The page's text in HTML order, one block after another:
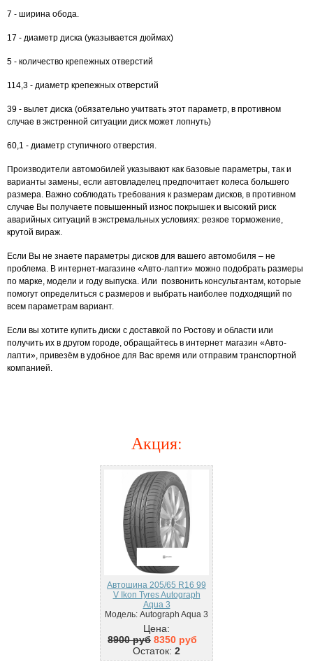
7 - ширина обода.
17 - диаметр диска (указывается дюймах)
5 - количество крепежных отверстий
114,3 - диаметр крепежных отверстий
39 - вылет диска (обязательно учитвать этот параметр, в противном
случае в экстренной ситуации диск может лопнуть)
60,1 - диаметр ступичного отверстия.
Производители автомобилей указывают как базовые параметры, так и
варианты замены, если автовладелец предпочитает колеса большего
размера. Важно соблюдать требования к размерам дисков, в противном
случае Вы получаете повышенный износ покрышек и высокий риск
аварийных ситуаций в экстремальных условиях: резкое торможение,
крутой вираж.
Если Вы не знаете параметры дисков для вашего автомобиля – не
проблема. В интернет-магазине «Авто-лапти» можно подобрать размеры
по марке, модели и году выпуска. Или позвонить консультантам, которые
помогут определиться с размеров и выбрать наиболее подходящий по
всем параметрам вариант.
Если вы хотите купить диски с доставкой по Ростову и области или
получить их в другом городе, обращайтесь в интернет магазин «Авто-
лапти», привезём в удобное для Вас время или отправим транспортной
компанией.
Акция:
Автошина 205/65 R16 99
V Ikon Tyres Autograph
Aqua 3
Модель: Autograph Aqua 3
Цена:
8900 руб 8350 руб
Остаток: 2